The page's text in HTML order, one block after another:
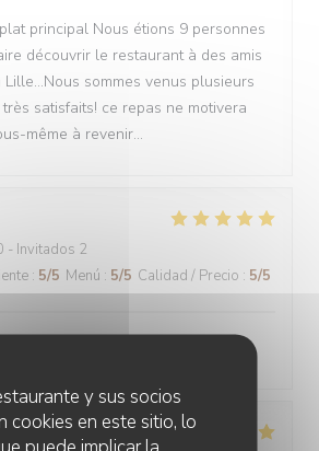
y sus socios
cookies en este sitio, lo
principal Nous étions 9 personnes
découvrir le restaurant à des amis
sommes venus plusieurs
satisfaits! ce repas ne motivera
même à revenir...
- Invitados 2
: 5/5 Menú : 5/5 Calidad / Precio : 5/5
bon accueil